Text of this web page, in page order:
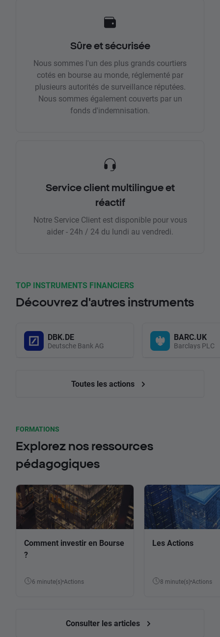
Sûre et sécurisée
Nous sommes l'un des plus grands courtiers
cotés en bourse au monde, réglementé par
plusieurs autorités de surveillance réputées.
Nous sommes également couverts par un
fonds d'indemnisation.
Service client multilingue et
réactif
Notre Service Client est disponible pour vous
aider - 24h / 24 du lundi au vendredi.
TOP INSTRUMENTS FINANCIERS
Découvrez d'autres instruments
DBK.DE
Deutsche Bank AG
BARC.UK
Barclays PLC
Toutes les actions
FORMATIONS
Explorez nos ressources
pédagogiques
Comment investir en Bourse
?
6 minute(s) Actions
Les Actions
8 minute(s) Actions
Consulter les articles